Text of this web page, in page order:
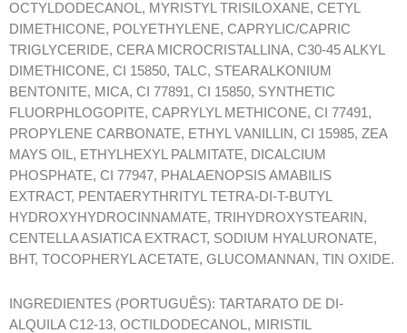
OCTYLDODECANOL, MYRISTYL TRISILOXANE, CETYL
DIMETHICONE, POLYETHYLENE, CAPRYLIC/CAPRIC
TRIGLYCERIDE, CERA MICROCRISTALLINA, C30-45 ALKYL
DIMETHICONE, CI 15850, TALC, STEARALKONIUM
BENTONITE, MICA, CI 77891, CI 15850, SYNTHETIC
FLUORPHLOGOPITE, CAPRYLYL METHICONE, CI 77491,
PROPYLENE CARBONATE, ETHYL VANILLIN, CI 15985, ZEA
MAYS OIL, ETHYLHEXYL PALMITATE, DICALCIUM
PHOSPHATE, CI 77947, PHALAENOPSIS AMABILIS
EXTRACT, PENTAERYTHRITYL TETRA-DI-T-BUTYL
HYDROXYHYDROCINNAMATE, TRIHYDROXYSTEARIN,
CENTELLA ASIATICA EXTRACT, SODIUM HYALURONATE,
BHT, TOCOPHERYL ACETATE, GLUCOMANNAN, TIN OXIDE.
INGREDIENTES (PORTUGUÊS): TARTARATO DE DI-
ALQUILA C12-13, OCTILDODECANOL, MIRISTIL